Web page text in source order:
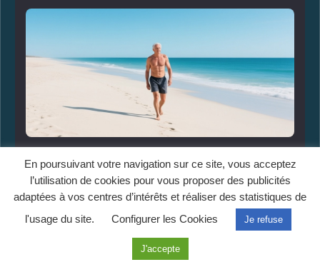
fitness
Rejoindre le groupe
En poursuivant votre navigation sur ce site, vous acceptez
l’utilisation de cookies pour vous proposer des publicités
adaptées à vos centres d’intérêts et réaliser des statistiques de
l'usage du site.
Configurer les Cookies Je refuse
J'accepte